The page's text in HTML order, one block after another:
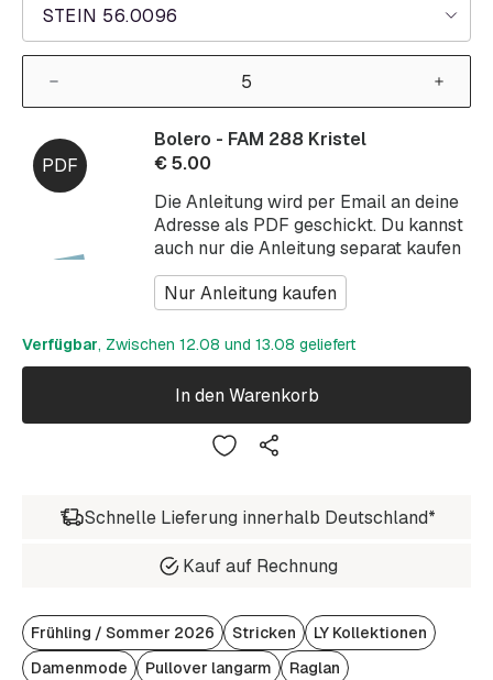
STEIN 56.0096
Die Anleitung wird per Email an deine
Adresse als PDF geschickt. Du kannst
auch nur die Anleitung separat kaufen
Nur Anleitung kaufen
Bolero - FAM 288 Kristel
€5.00
Verfügbar, Zwischen 12.08 und 13.08 geliefert
In den Warenkorb
Schnelle Lieferung innerhalb Deutschland*
Kauf auf Rechnung
Frühling / Sommer 2026 Stricken
LY Kollektionen
Damenmode
Pullover langarm Raglan